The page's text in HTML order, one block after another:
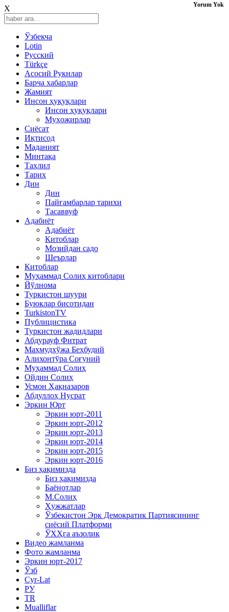
X
Ўзбекча
Lotin
Русский
Türkçe
Асосий Рукнлар
Барча хабарлар
Жамият
Инсон ҳуқуқлари
Инсон ҳуқуқлари
Муҳожирлар
Сиёсат
Иқтисод
Mаданият
Минтақа
Таҳлил
Тарих
Дин
Дин
Пайғамбарлар тарихи
Тасаввуф
Адабиёт
Адабиёт
Китоблар
Мозийдан садо
Шеърлар
Китоблар
Муҳаммад Солиҳ китоблари
Йўлнома
Туркистон шуури
Буюклар бисотидан
TurkistonTV
Публицистика
Туркистон жадидлари
Абдурауф Фитрат
Маҳмудхўжа Беҳбудий
Алихонтўра Соғуний
Муҳаммад Солиҳ
Ойдин Солиҳ
Усмон Ҳақназаров
Абдуллоҳ Нусрат
Эркин Юрт
Эркин юрт-2011
Эркин юрт-2012
Эркин юрт-2013
Эркин юрт-2014
Эркин юрт-2015
Эркин юрт-2016
Биз ҳақимизда
Биз ҳақимизда
Баёнотлар
М.Солиҳ
Ҳужжатлар
Ўзбекистон Эрк Демократик Партиясининг
сиёсий Платформи
ЎХҲга аъзолик
Видео жамланма
Фото жамланма
Эркин юрт-2017
Ўзб
Cyr-Lat
РУ
TR
Mualliflar
Yorum Yok